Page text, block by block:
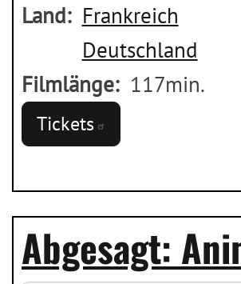
Land
Frankreich
Deutschland
Filmlänge
117min.
Tickets
Abgesagt: